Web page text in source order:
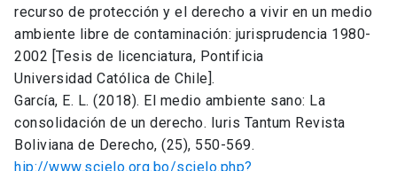
recurso de protección y el derecho a vivir en un medio
ambiente libre de contaminación: jurisprudencia 1980-
2002 [Tesis de licenciatura, Pontificia
Universidad Católica de Chile].
García, E. L. (2018). El medio ambiente sano: La
consolidación de un derecho. Iuris Tantum Revista
Boliviana de Derecho, (25), 550-569.
hip://www.scielo.org.bo/scielo.php?